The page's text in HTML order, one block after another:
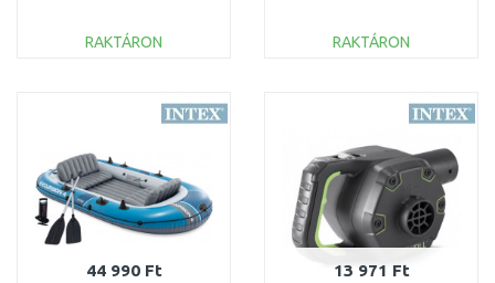
RAKTÁRON
Összehasonlítás
RAKTÁRON
Összehasonlítás
44 990 Ft 13 971 Ft